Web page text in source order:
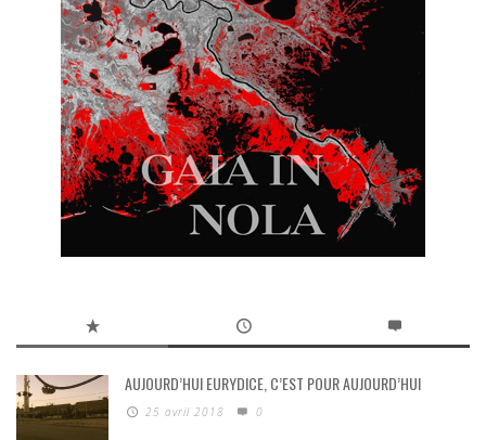
AUJOURD’HUI EURYDICE, C’EST POUR AUJOURD’HUI
25 avril 2018 0